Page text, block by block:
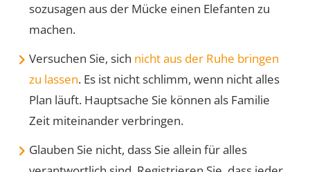
sozusagen aus der Mücke einen Elefanten zu
machen.
Versuchen Sie, sich nicht aus der Ruhe bringen
zu lassen. Es ist nicht schlimm, wenn nicht alles
Plan läuft. Hauptsache Sie können als Familie
Zeit miteinander verbringen.
Glauben Sie nicht, dass Sie allein für alles